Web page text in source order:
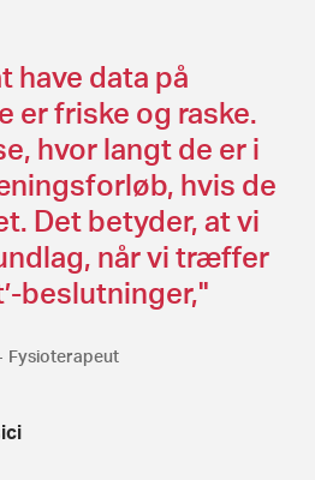
have data på
er friske og raske.
hvor langt de er i
hvis de
Det betyder, at vi
når vi træffer
beslutninger,"
Fysioterapeut